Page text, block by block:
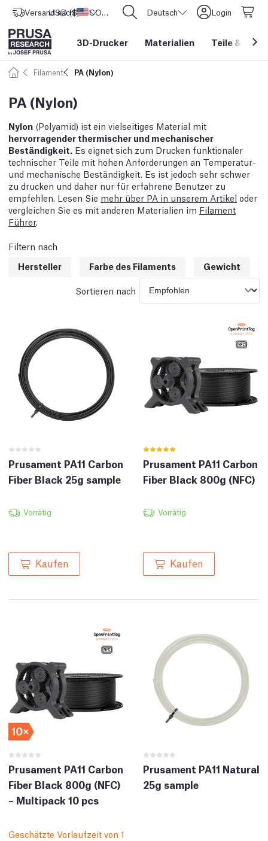
Versand nach Vereinigte Staaten
USD ($) CORE One L: Jetzt auf Lager! Deutsch Login
3D-Drucker Materialien Teile &
Filament PA (Nylon)
PA (Nylon)
Nylon (Polyamid) ist ein vielseitiges Material mit
hervorragender thermischer und mechanischer
Beständigkeit. Es eignet sich zum Drucken funktionaler
technischer Teile mit hohen Anforderungen an Temperatur-
und mechanische Beständigkeit. Es ist jedoch sehr schwer
zu drucken und daher nur für erfahrene Benutzer zu
empfehlen. Lesen Sie mehr über PA in unserem Artikel oder
vergleichen Sie es mit anderen Materialien im Filament
Führer.
Filtern nach
Hersteller
Farbe des Filaments Gewicht
Sortieren nach
Prusament PA11 Carbon
Fiber Black 25g sample
Vorrätig
Kaufen
Prusament PA11 Carbon
Fiber Black 800g (NFC)
Vorrätig
Kaufen
Prusament PA11 Carbon
Fiber Black 800g (NFC)
– Multipack 10 pcs
Geschätzte Vorlaufzeit von 1
Prusament PA11 Natural
25g sample